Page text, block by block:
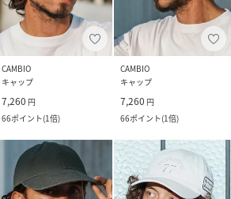
CAMBIO
キャップ
7,260 円
66ポイント(1倍)
CAMBIO
キャップ
7,260 円
66ポイント(1倍)